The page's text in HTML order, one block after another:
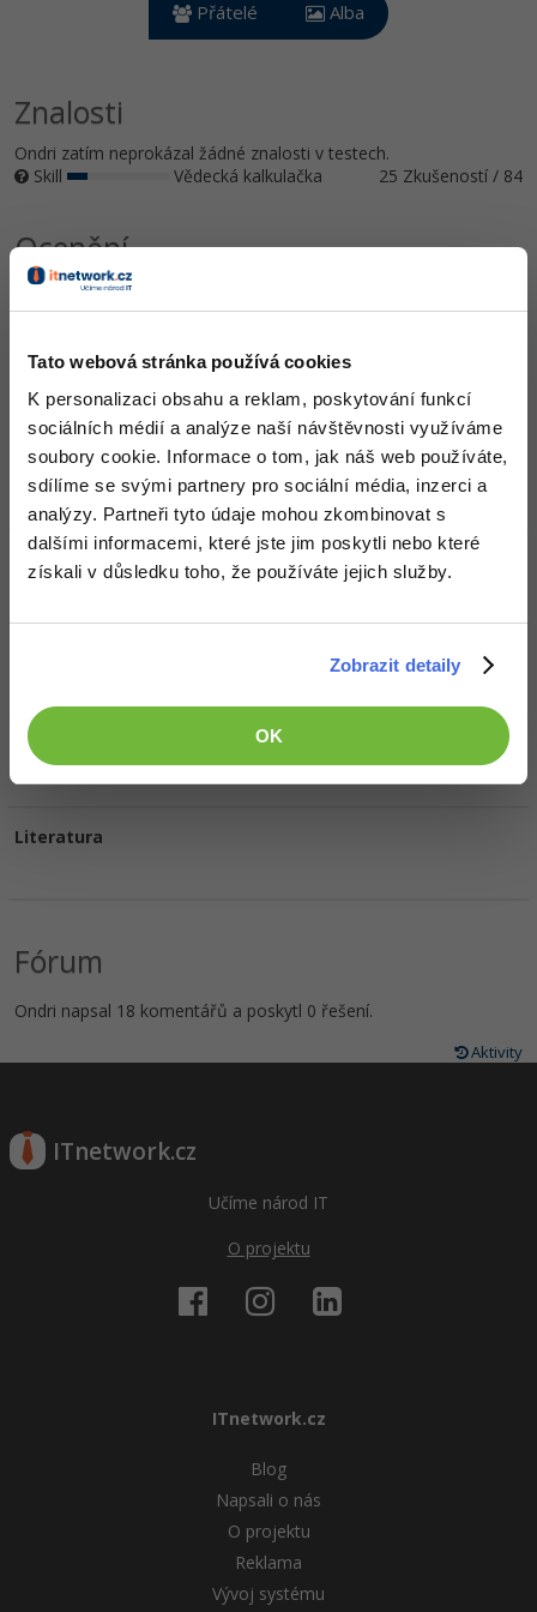
Tato webová stránka používá cookies
K personalizaci obsahu a reklam, poskytování funkcí
sociálních médií a analýze naší návštěvnosti využíváme
soubory cookie. Informace o tom, jak náš web používáte,
sdílíme se svými partnery pro sociální média, inzerci a
analýzy. Partneři tyto údaje mohou zkombinovat s
dalšími informacemi, které jste jim poskytli nebo které
získali v důsledku toho, že používáte jejich služby.
Zobrazit detaily
OK
Copywriter
WordPress specialista
SEO specialista
Algoritmy -41%
Umělá inteligence (AI)
Pro děti
Fórum
Windows
Linux
Kybernetická bezpečnost
Fórum
Fórum
Přátelé Alba
Znalosti
Ondri zatím neprokázal žádné znalosti v testech.
Skill
Vědecká kalkulačka 25 Zkušeností / 84
Ocenění
Ondri zatím nezískal žádná ocenění.
Doplňující informace
Drahovce.Vyhledat kolegy
Oblíbené IDE, Editor
HW sestava
Oblíbená hudba
Literatura
Fórum
Ondri napsal 18 komentářů a poskytl 0 řešení.
Aktivity
ITnetwork.cz
Učíme národ IT
O projektu
ITnetwork.cz
Blog
Napsali o nás
O projektu
Reklama
Vývoj systému